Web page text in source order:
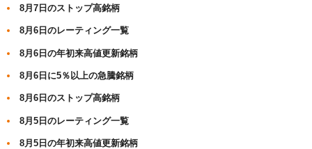
8月7日のストップ高銘柄
8月6日のレーティング一覧
8月6日の年初来高値更新銘柄
8月6日に5％以上の急騰銘柄
8月6日のストップ高銘柄
8月5日のレーティング一覧
8月5日の年初来高値更新銘柄